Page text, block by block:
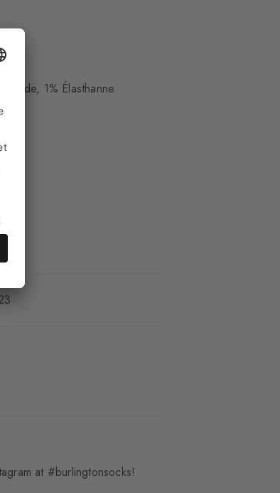
1% Élasthanne
at #burlingtonsocks!